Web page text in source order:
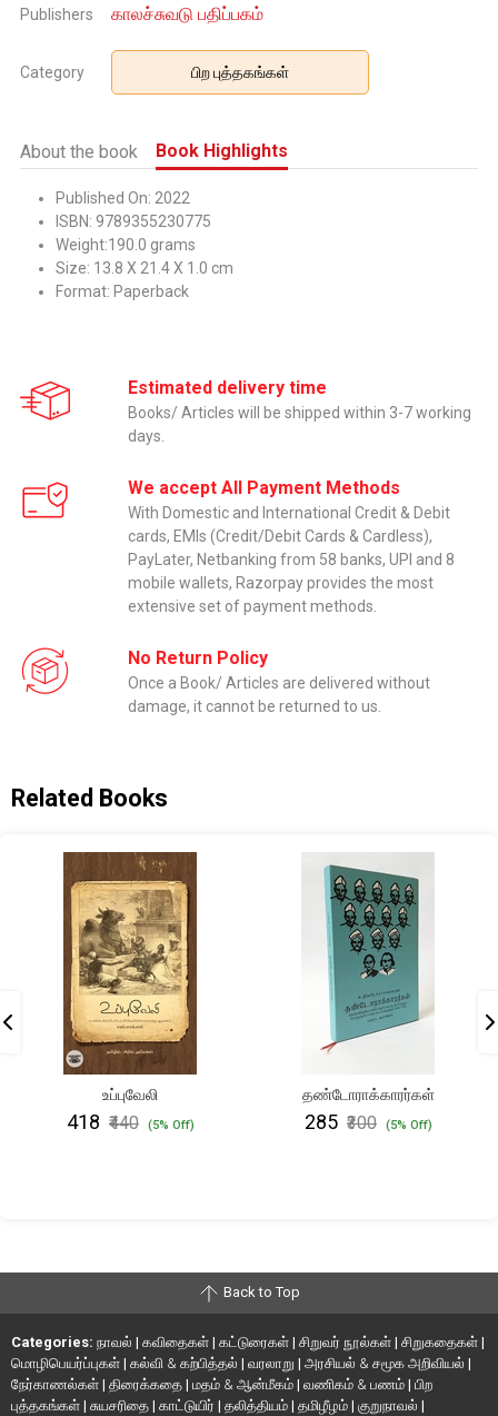
Publishers காலச்சுவடு பதிப்பகம்
Category பிற புத்தகங்கள்
About the book Book Highlights
Published On: 2022
ISBN: 9789355230775
Weight:190.0 grams
Size: 13.8 X 21.4 X 1.0 cm
Format: Paperback
Estimated delivery time
Books/ Articles will be shipped within 3-7 working
days.
We accept All Payment Methods
With Domestic and International Credit & Debit
cards, EMIs (Credit/Debit Cards & Cardless),
PayLater, Netbanking from 58 banks, UPI and 8
mobile wallets, Razorpay provides the most
extensive set of payment methods.
No Return Policy
Once a Book/ Articles are delivered without
damage, it cannot be returned to us.
Related Books
உப்புவேலி
₹418 ₹440 (5% Off)
தண்டோராக்காரர்கள்
₹285 ₹300 (5% Off)
Back to Top
Categories: நாவல் | கவிதைகள் | கட்டுரைகள் | சிறுவர் நூல்கள் | சிறுகதைகள் |
மொழிபெயர்ப்புகள் | கல்வி & கற்பித்தல் | வரலாறு | அரசியல் & சமூக அறிவியல் |
நேர்காணல்கள் | திரைக்கதை | மதம் & ஆன்மீகம் | வணிகம் & பணம் | பிற
புத்தகங்கள் | சுயசரிதை | காட்டுயிர் | தலித்தியம் | தமிழீழம் | குறுநாவல் |